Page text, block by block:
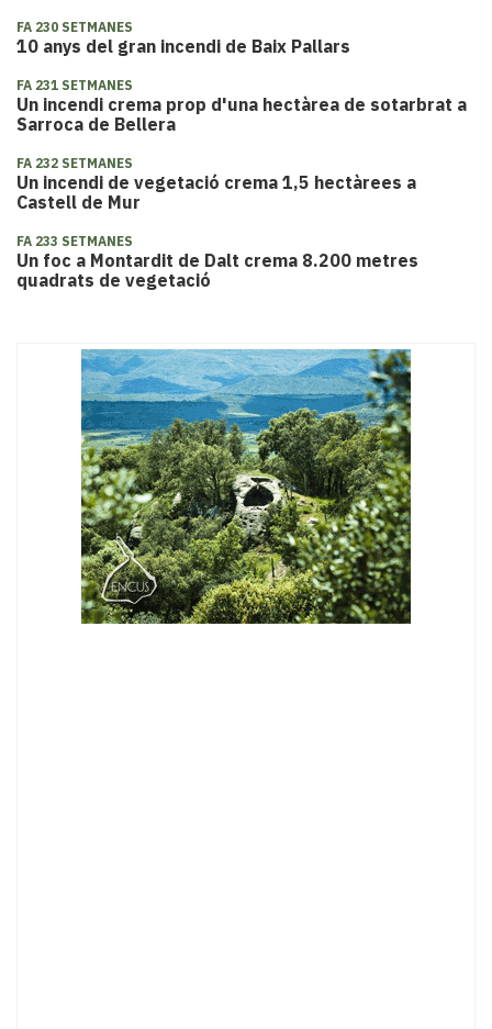
FA 230 SETMANES
10 anys del gran incendi de Baix Pallars
FA 231 SETMANES
Un incendi crema prop d'una hectàrea de sotarbrat a
Sarroca de Bellera
FA 232 SETMANES
Un incendi de vegetació crema 1,5 hectàrees a
Castell de Mur
FA 233 SETMANES
Un foc a Montardit de Dalt crema 8.200 metres
quadrats de vegetació